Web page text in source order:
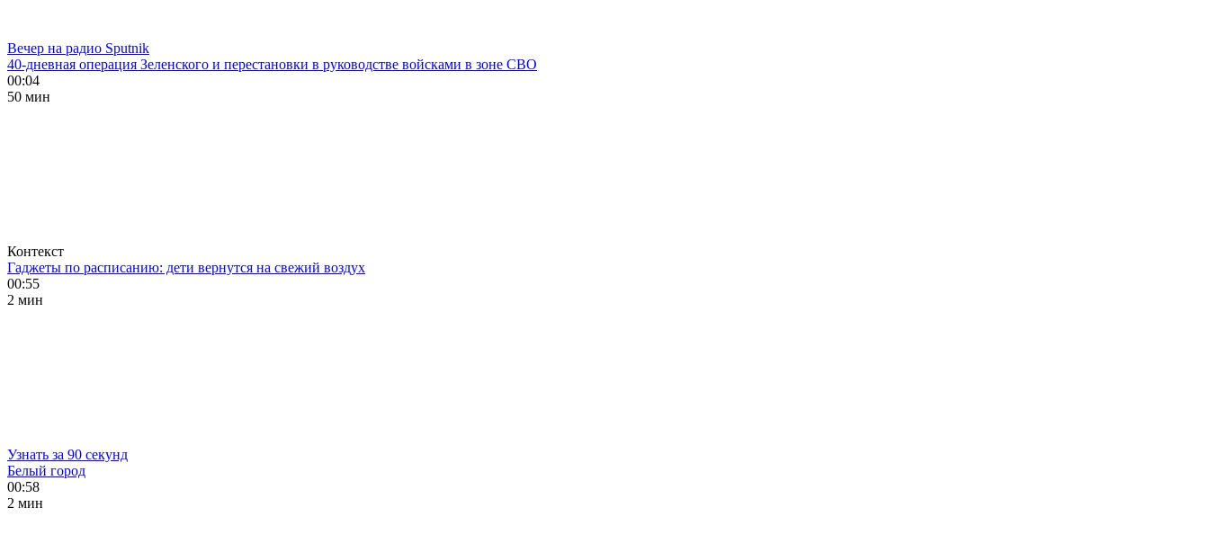
Вечер на радио Sputnik
40-дневная операция Зеленского и перестановки в руководстве войсками в зоне СВО
00:04
50 мин
Контекст
Гаджеты по расписанию: дети вернутся на свежий воздух
00:55
2 мин
Узнать за 90 секунд
Белый город
00:58
2 мин